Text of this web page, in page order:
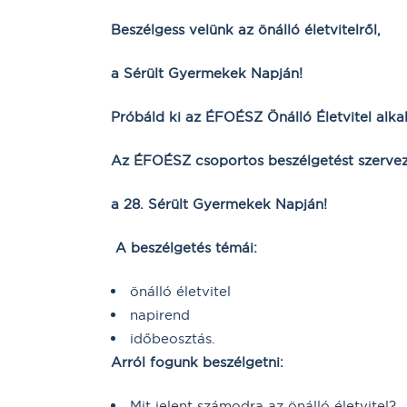
Beszélgess velünk az önálló életvitelről,
a Sérült Gyermekek Napján!
Próbáld ki az ÉFOÉSZ Önálló Életvitel
Az ÉFOÉSZ csoportos beszélgetést
a 28. Sérült Gyermekek Napján!
A beszélgetés témái:
önálló életvitel
napirend
időbeosztás.
Arról fogunk beszélgetni: